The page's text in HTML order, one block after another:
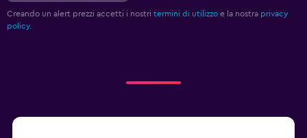
Creando un alert prezzi accetti i nostri termini di utilizzo e la nostra privacy
policy.